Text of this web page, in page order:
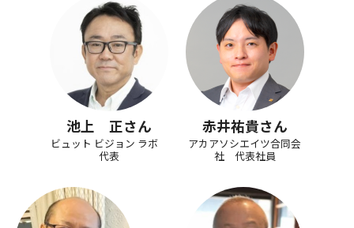
池上 正さん
ビュット ビジョン ラボ
代表
赤井祐貴さん
アカアソシエイツ合同会
社 代表社員